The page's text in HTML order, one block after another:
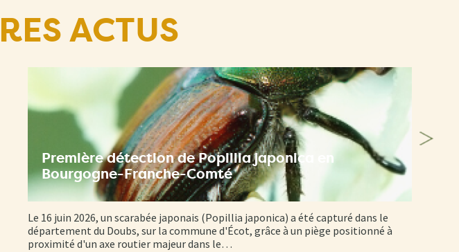
ACTUS
Première détection de Popillia japonica en
Bourgogne-Franche-Comté
Le 16 juin 2026, un scarabée japonais (Popillia japonica) a été capturé dans le
département du Doubs, sur la commune d'Écot, grâce à un piège positionné à
proximité d'un axe routier majeur dans le…